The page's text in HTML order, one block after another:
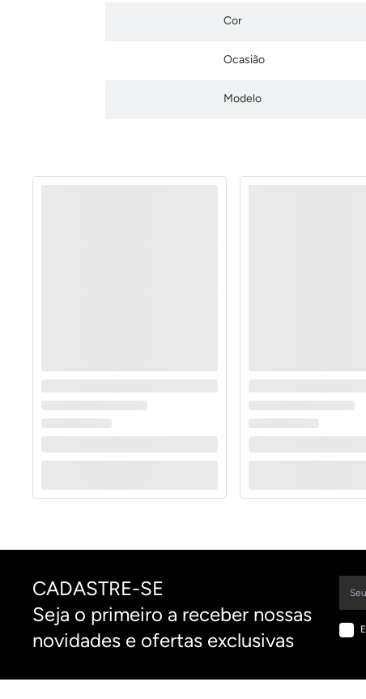
Cor
Ocasião
Modelo
CADASTRE-SE
Seja o primeiro a receber nossas
novidades e ofertas exclusivas